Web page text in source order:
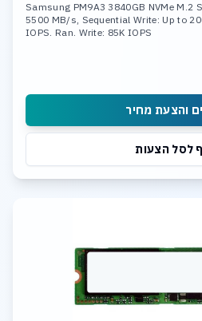
Samsung PM9A3 3840GB NVMe M.2
5500 MB/s, Sequential Write: Up to
IOPS. Ran. Write: 85K IOPS
והצעת מחיר
לסל הצעות